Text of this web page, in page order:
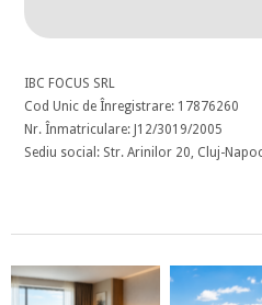
IBC FOCUS SRL
Cod Unic de Înregistrare: 17876260
Nr. Înmatriculare: J12/3019/2005
Sediu social: Str. Arinilor 20, Cluj-